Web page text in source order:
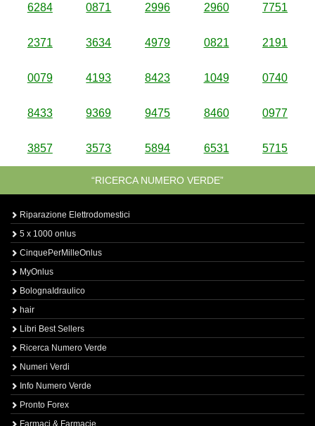
6284 0871 2996 2960 7751
2371 3634 4979 0821 2191
0079 4193 8423 1049 0740
8433 9369 9475 8460 0977
3857 3573 5894 6531 5715
“RICERCA NUMERO VERDE”
Riparazione Elettrodomestici
5 x 1000 onlus
CinquePerMilleOnlus
MyOnlus
BolognaIdraulico
hair
Libri Best Sellers
Ricerca Numero Verde
Numeri Verdi
Info Numero Verde
Pronto Forex
Farmaci & Farmacie